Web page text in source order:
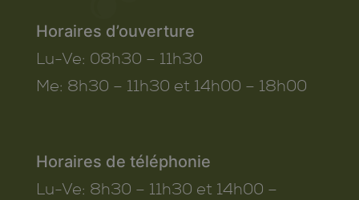
Horaires d’ouverture
Lu-Ve: 08h30 – 11h30
Me: 8h30 – 11h30 et 14h00 – 18h00
Horaires de téléphonie
Lu-Ve: 8h30 – 11h30 et 14h00 –